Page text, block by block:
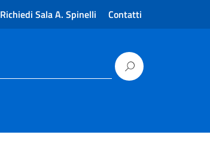
Richiedi Sala A. Spinelli Contatti